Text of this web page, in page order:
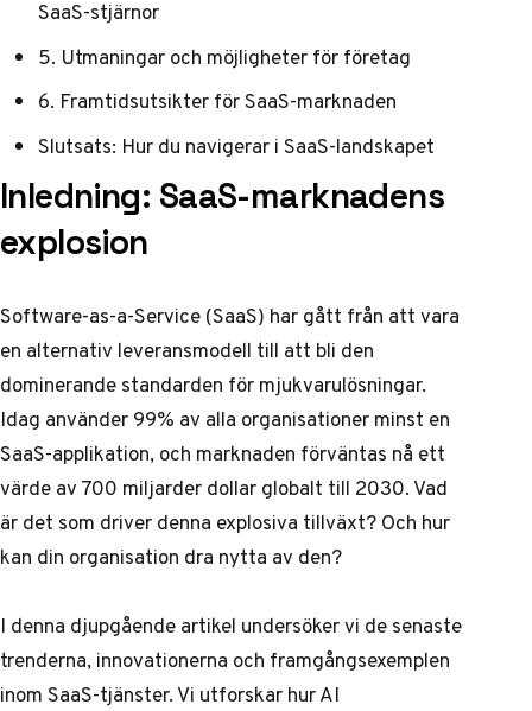
SaaS-stjärnor
5. Utmaningar och möjligheter för företag
6. Framtidsutsikter för SaaS-marknaden
Slutsats: Hur du navigerar i SaaS-landskapet
Inledning: SaaS-marknadens
explosion
Software-as-a-Service (SaaS) har gått från att vara
en alternativ leveransmodell till att bli den
dominerande standarden för mjukvarulösningar.
Idag använder 99% av alla organisationer minst en
SaaS-applikation, och marknaden förväntas nå ett
värde av 700 miljarder dollar globalt till 2030. Vad
är det som driver denna explosiva tillväxt? Och hur
kan din organisation dra nytta av den?
I denna djupgående artikel undersöker vi de senaste
trenderna, innovationerna och framgångsexemplen
inomSaaS-tjänster. Vi utforskar hur AI